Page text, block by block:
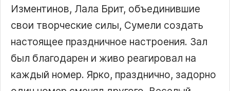
Изментинов, Лала Брит, объединившие
свои творческие силы, Сумели создать
настоящее праздничное настроения. Зал
был благодарен и живо реагировал на
каждый номер. Ярко, празднично, задорно